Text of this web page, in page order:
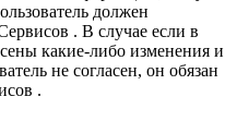
должен
. В случае если в
какие-либо изменения и
не согласен, он обязан
.